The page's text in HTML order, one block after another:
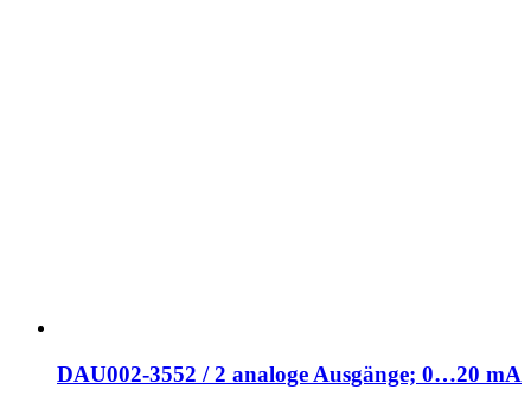
DAU002-3552 / 2 analoge Ausgänge; 0…20 mA